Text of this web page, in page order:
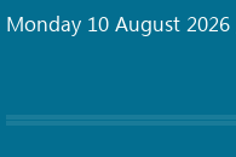
Monday 10 August 2026